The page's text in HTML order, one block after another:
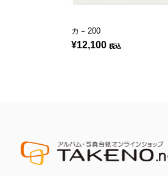
カ－200
¥12,100 税込